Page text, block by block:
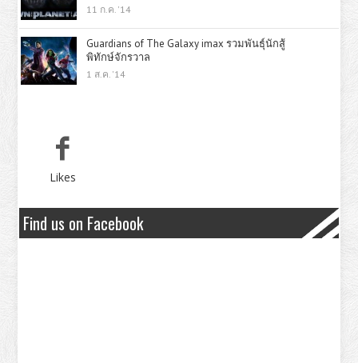
11 ก.ค. '14
Guardians of The Galaxy imax รวมพันธุ์นักสู้
พิทักษ์จักรวาล
1 ส.ค. '14
Likes
Find us on Facebook